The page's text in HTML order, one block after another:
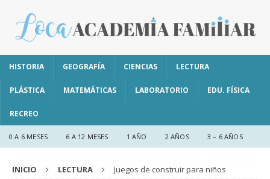
HISTORIA GEOGRAFÍA CIENCIAS LECTURA
PLÁSTICA MATEMÁTICAS LABORATORIO EDU. FÍSICA
RECREO
0 A 6 MESES 6 A 12 MESES 1 AÑO 2 AÑOS 3 – 6 AÑOS
INICIO LECTURA Juegos de construir para niños